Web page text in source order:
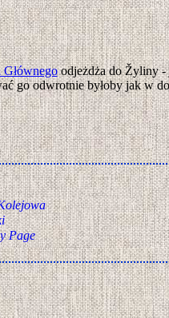
odjeżdża do Žyliny -
go odwrotnie byłoby jak w
Page